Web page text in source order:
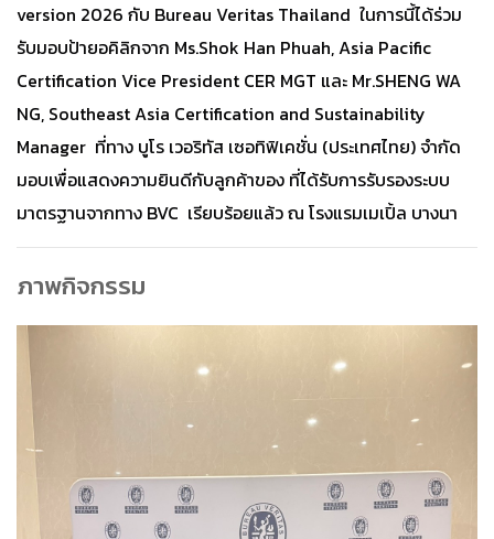
version 2026 กับ Bureau Veritas Thailand ในการนี้ได้ร่วม
รับมอบป้ายอคิลิกจาก Ms.Shok Han Phuah, Asia Pacific
Certification Vice President CER MGT และ Mr.SHENG WA
NG, Southeast Asia Certification and Sustainability
Manager ที่ทาง บูโร เวอริทัส เซอทิฟิเคชั่น (ประเทศไทย) จำกัด
มอบเพื่อแสดงความยินดีกับลูกค้าของ ที่ได้รับการรับรองระบบ
มาตรฐานจากทาง BVC เรียบร้อยแล้ว ณ โรงแรมเมเปิ้ล บางนา
ภาพกิจกรรม